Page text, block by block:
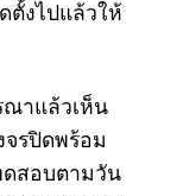
ตั้งไปแล้วให้
ณาแล้วเห็น
จรปิดพร้อม
ดสอบตามวัน